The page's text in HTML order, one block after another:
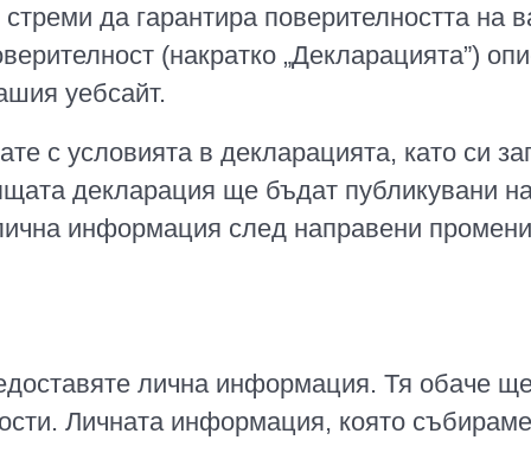
да гарантира поверителността на
(накратко „Декларацията”)
уебсайт.
с условията в декларацията, като си
декларация ще бъдат публикувани
информация след направени
лична информация. Тя обаче
Личната информация, която